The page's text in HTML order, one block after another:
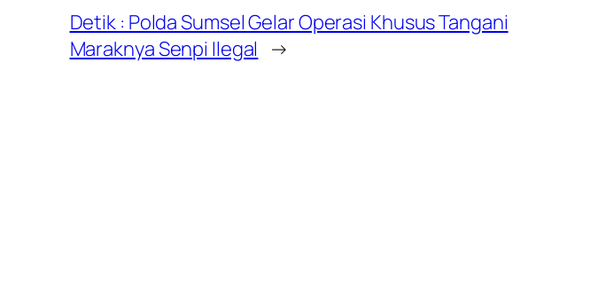
Detik : Polda Sumsel Gelar Operasi Khusus Tangani
Maraknya Senpi Ilegal →